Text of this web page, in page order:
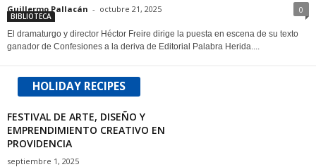
Guillermo Pallacán - octubre 21, 2025 0
BIBLIOTECA
El dramaturgo y director Héctor Freire dirige la puesta en escena de su texto
ganador de Confesiones a la deriva de Editorial Palabra Herida....
HOLIDAY RECIPES
FESTIVAL DE ARTE, DISEÑO Y
EMPRENDIMIENTO CREATIVO EN
PROVIDENCIA
septiembre 1, 2025